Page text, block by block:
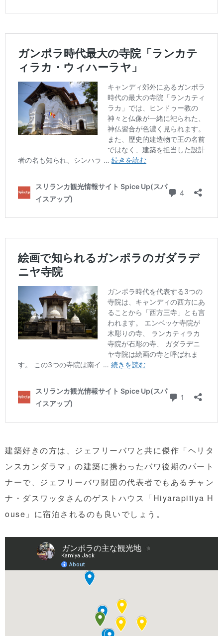
建築好きの方は、ジェフリーバワと共に傑作「ヘリタ
ンスカンダラマ」の建築に携わったバワ後期のパート
ナーで、ジェフリーバワ財団の代表者でもあるチャン
ナ・ダスワッタさんのゲストハウス「Hiyarapitiya H
ouse」に宿泊されるのも良いでしょう。